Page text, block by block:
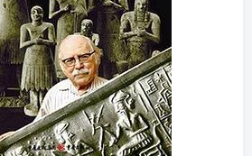
找回密码|免密登录
登录
社交账号登录